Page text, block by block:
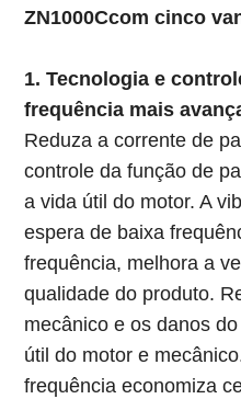
ZN1000Ccom cinco
1. Tecnologia e
frequência mais
Reduza a corrente de
controle da função de
a vida útil do motor. A
espera de baixa
frequência, melhora a
qualidade do produto.
mecânico e os danos
útil do motor e
frequência economiza